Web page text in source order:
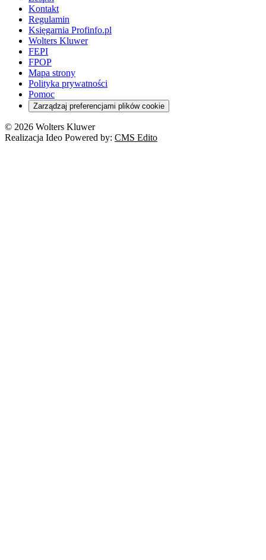
Kontakt
Regulamin
Księgarnia Profinfo.pl
Wolters Kluwer
FEPI
FPOP
Mapa strony
Polityka prywatności
Pomoc
Zarządzaj preferencjami plików cookie
© 2026 Wolters Kluwer
Realizacja Ideo Powered by: CMS Edito